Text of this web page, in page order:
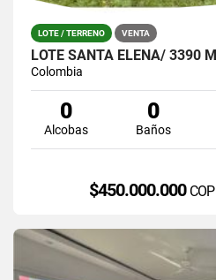
LOTE / TERRENO VENTA
Colombia
0
Alcobas
0
Baños
$450.000.000 COP